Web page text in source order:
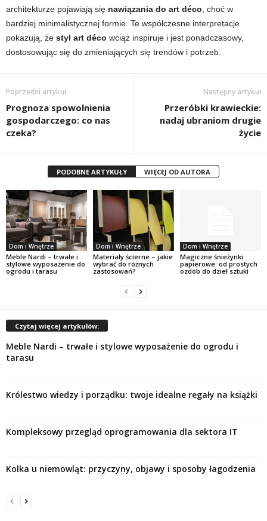
architekturze pojawiają się nawiązania do art déco , choć w
bardziej minimalistycznej formie. Te współczesne interpretacje
pokazują, że styl art déco wciąż inspiruje i jest ponadczasowy,
dostosowując się do zmieniających się trendów i potrzeb.
Poprzedni artykuł
Prognoza spowolnienia
gospodarczego: co nas
czeka?
Następny artykuł
Przeróbki krawieckie:
nadaj ubraniom drugie
życie
PODOBNE ARTYKUŁY WIĘCEJ OD AUTORA
Dom i Wnętrze
Meble Nardi – trwałe i
stylowe wyposażenie do
ogrodu i tarasu
Dom i Wnętrze
Materiały ścierne – jakie
wybrać do różnych
zastosowań?
Dom i Wnętrze
Magiczne śnieżynki
papierowe: od prostych
ozdób do dzieł sztuki
Czytaj więcej artykułów:
Meble Nardi – trwałe i stylowe wyposażenie do ogrodu i
tarasu
Królestwo wiedzy i porządku: twoje idealne regały na książki
Kompleksowy przegląd oprogramowania dla sektora IT
Kolka u niemowląt: przyczyny, objawy i sposoby łagodzenia